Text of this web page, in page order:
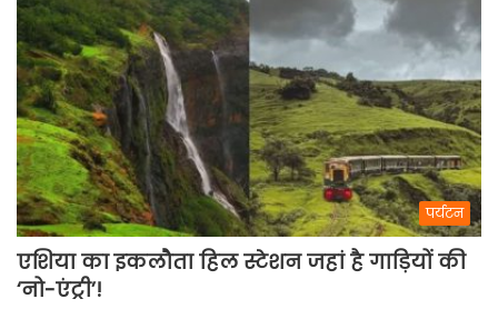
पर्यटन
एशिया का इकलौता हिल स्टेशन जहां है गाड़ियों की
‘नो-एंट्री’!